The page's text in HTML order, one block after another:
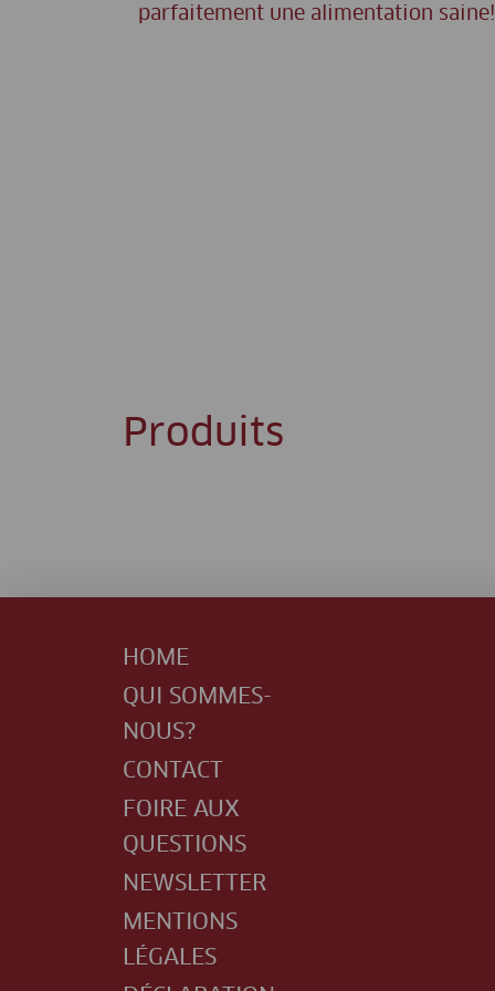
parfaitement une alimentation saine!
Produits
HOME
QUI SOMMES-
NOUS?
CONTACT
FOIRE AUX
QUESTIONS
NEWSLETTER
MENTIONS
LÉGALES